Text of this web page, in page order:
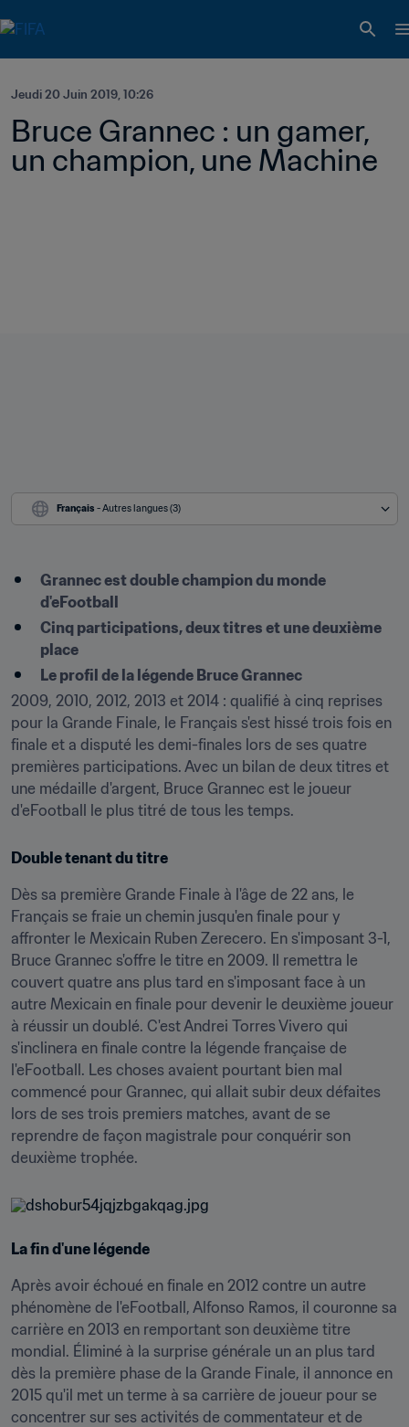
Jeudi 20 Juin 2019, 10:26
Bruce Grannec : un gamer,
un champion, une Machine
Français - Autres langues (3)
Grannec est double champion du monde
d'eFootball
Cinq participations, deux titres et une deuxième
place
Le profil de la légende Bruce Grannec
2009, 2010, 2012, 2013 et 2014 : qualifié à cinq reprises
pour la Grande Finale, le Français s'est hissé trois fois en
finale et a disputé les demi-finales lors de ses quatre
premières participations. Avec un bilan de deux titres et
une médaille d'argent, Bruce Grannec est le joueur
d'eFootball le plus titré de tous les temps.
Double tenant du titre
Dès sa première Grande Finale à l'âge de 22 ans, le
Français se fraie un chemin jusqu'en finale pour y
affronter le Mexicain Ruben Zerecero. En s'imposant 3-1,
Bruce Grannec s'offre le titre en 2009. Il remettra le
couvert quatre ans plus tard en s'imposant face à un
autre Mexicain en finale pour devenir le deuxième joueur
à réussir un doublé. C'est Andrei Torres Vivero qui
s'inclinera en finale contre la légende française de
l'eFootball. Les choses avaient pourtant bien mal
commencé pour Grannec, qui allait subir deux défaites
lors de ses trois premiers matches, avant de se
reprendre de façon magistrale pour conquérir son
deuxième trophée.
La fin d'une légende
Après avoir échoué en finale en 2012 contre un autre
phénomène de l'eFootball, Alfonso Ramos, il couronne sa
carrière en 2013 en remportant son deuxième titre
mondial. Éliminé à la surprise générale un an plus tard
dès la première phase de la Grande Finale, il annonce en
2015 qu'il met un terme à sa carrière de joueur pour se
concentrer sur ses activités de commentateur et de